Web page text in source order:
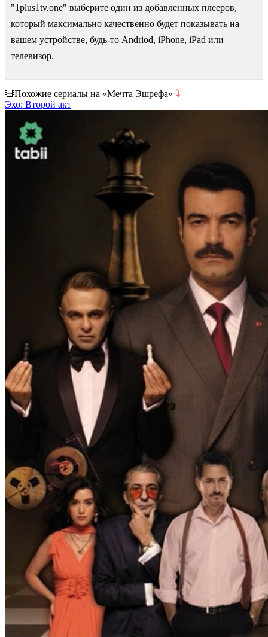
"1plus1tv.one" выберите один из добавленных плееров,
который максимально качественно будет показывать на
вашем устройстве, будь-то Andriod, iPhone, iPad или
телевизор.
Похожие сериалы на «Мечта Эшрефа» ⤵
Эхо: Второй акт